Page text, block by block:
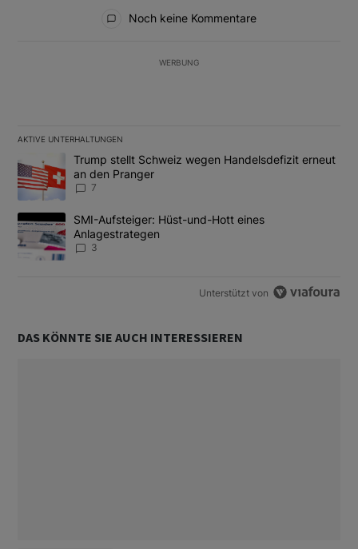
Noch keine Kommentare
WERBUNG
AKTIVE UNTERHALTUNGEN
Ein Trendartikel mit dem Titel "Trump stellt Schweiz wegen
Trump stellt Schweiz wegen Handelsdefizit erneut
an den Pranger
7
Ein Trendartikel mit dem Titel "SMI-Aufsteiger: Hüst-und-Hott
SMI-Aufsteiger: Hüst-und-Hott eines
Anlagestrategen
3
Unterstützt von
DAS KÖNNTE SIE AUCH INTERESSIEREN